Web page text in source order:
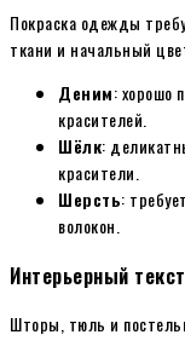
Покраска одежды
ткани и начальный
Деним: хорошо
красителей.
Шёлк:
красители.
Шерсть:
волокон.
Интерьерный
Шторы, тюль и